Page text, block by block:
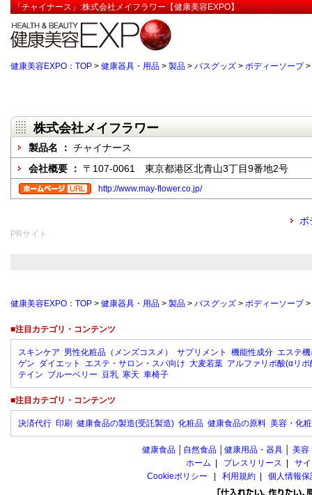
「チャイナース」:株式会社メイフラワー【健康美容EXPO】
健康美容EXPO：TOP > 健康器具・用品 > 製品 > バスグッズ > ボディーソープ>
株式会社メイフラワー
製品名 ： チャイナース
会社概要 ： 〒107-0061 東京都港区北青山3丁目9番地2号
http://www.may-flower.co.jp/
ボ
PRサイト
健康美容EXPO：TOP > 健康器具・用品 > 製品 > バスグッズ > ボディーソープ>
■注目カテゴリ・コンテンツ
スキンケア 男性化粧品（メンズコスメ） サプリメント 機能性成分 エステ
ゲン ダイエット エステ・サロン・スパ向け 大麦若葉 アルファリポ酸(αリポ
テイン ブルーベリー 豆乳 寒天 車椅子
■注目カテゴリ・コンテンツ
決済代行 印刷 健康食品の製造(受託製造) 化粧品 健康食品の原料 美容・化
健康食品 自然食品 健康用品・器具 美容
ホーム
プレスリリース
サ
Cookieポリシー
利用規約 個人情報